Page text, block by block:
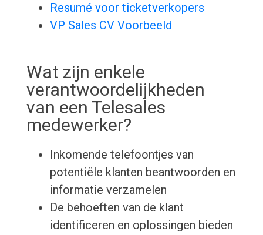
Resumé voor ticketverkopers
VP Sales CV Voorbeeld
Wat zijn enkele
verantwoordelijkheden
van een Telesales
medewerker?
Inkomende telefoontjes van
potentiële klanten beantwoorden en
informatie verzamelen
De behoeften van de klant
identificeren en oplossingen bieden